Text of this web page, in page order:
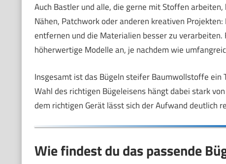
Auch Bastler und alle, die gerne mit Stoffen
Nähen, Patchwork oder anderen kreativen
entfernen und die Materialien besser zu
höherwertige Modelle an, je nachdem wie
Insgesamt ist das Bügeln steifer Baumwollstoffe
Wahl des richtigen Bügeleisens hängt dabei stark
dem richtigen Gerät lässt sich der Aufwand deutlich
Wie findest du das passende